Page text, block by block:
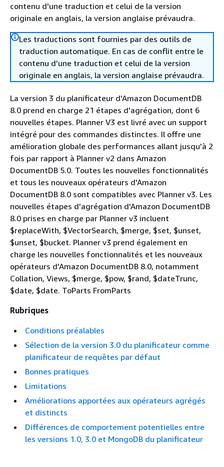
contenu d'une traduction et celui de la version
originale en anglais, la version anglaise prévaudra.
Les traductions sont fournies par des outils de
traduction automatique. En cas de conflit entre le
contenu d'une traduction et celui de la version
originale en anglais, la version anglaise prévaudra.
La version 3 du planificateur d'Amazon DocumentDB
8.0 prend en charge 21 étapes d'agrégation, dont 6
nouvelles étapes. Planner V3 est livré avec un support
intégré pour des commandes distinctes. Il offre une
amélioration globale des performances allant jusqu'à 2
fois par rapport à Planner v2 dans Amazon
DocumentDB 5.0. Toutes les nouvelles fonctionnalités
et tous les nouveaux opérateurs d'Amazon
DocumentDB 8.0 sont compatibles avec Planner v3. Les
nouvelles étapes d'agrégation d'Amazon DocumentDB
8.0 prises en charge par Planner v3 incluent
$replaceWith, $VectorSearch, $merge, $set, $unset,
$unset, $bucket. Planner v3 prend également en
charge les nouvelles fonctionnalités et les nouveaux
opérateurs d'Amazon DocumentDB 8.0, notamment
Collation, Views, $merge, $pow, $rand, $dateTrunc,
$date, $date. ToParts FromParts
Rubriques
Conditions préalables
Sélection de la version 3.0 du planificateur comme
planificateur de requêtes par défaut
Bonnes pratiques
Limitations
Améliorations apportées aux opérateurs agrégés
et distincts
Différences de comportement potentielles entre
les versions 1.0, 3.0 et MongoDB du planificateur